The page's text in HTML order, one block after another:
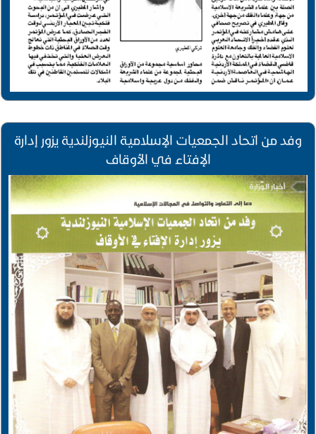
وفد من اتحاد الجمعيات الإسلامية النيوزلندية يزور إدارة
الإفتاء في الأوقاف